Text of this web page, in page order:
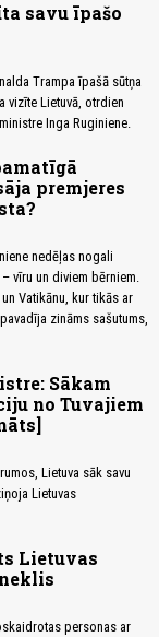
savu īpašo
Trampa īpašā sūtņa
vizīte Lietuvā, otrdien
Inga Ruginiene.
premjeres
nedēļas nogali
vīru un diviem bērniem.
Vatikānu, kur tikās ar
zināms sašutums,
Sākam
no Tuvajiem
Lietuva sāk savu
Lietuvas
Lietuvas
personas ar